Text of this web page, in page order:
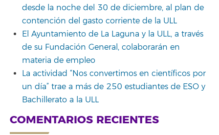
desde la noche del 30 de diciembre, al plan de
contención del gasto corriente de la ULL
El Ayuntamiento de La Laguna y la ULL, a través
de su Fundación General, colaborarán en
materia de empleo
La actividad “Nos convertimos en científicos por
un día” trae a más de 250 estudiantes de ESO y
Bachillerato a la ULL
COMENTARIOS RECIENTES